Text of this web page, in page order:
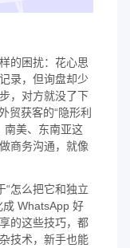
的困扰：花心思
录，但询盘却少
，对方就没了下
贸获客的“隐形利
美、东南亚这
商务沟通，就像
“怎么把它和独立
成 WhatsApp 好
的这些技巧，都
技术，新手也能